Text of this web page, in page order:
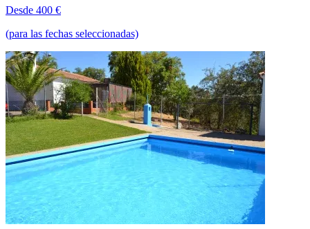
Desde 400 €
(para las fechas seleccionadas)